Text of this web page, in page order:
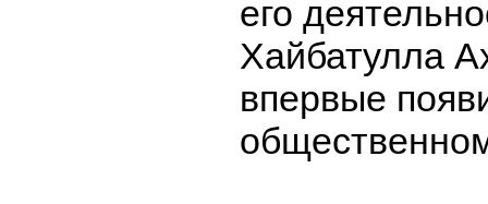
его
Хайбатулла
впервые